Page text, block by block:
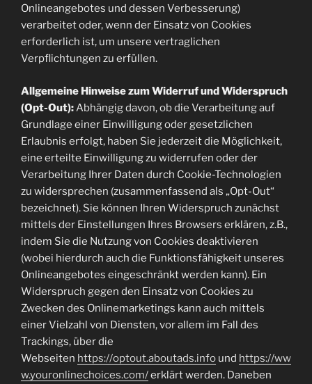
Onlineangebotes und dessen Verbesserung)
verarbeitet oder, wenn der Einsatz von Cookies
erforderlich ist, um unsere vertraglichen
Verpflichtungen zu erfüllen.
Allgemeine Hinweise zum Widerruf und Widerspruch
(Opt-Out): Abhängig davon, ob die Verarbeitung auf
Grundlage einer Einwilligung oder gesetzlichen
Erlaubnis erfolgt, haben Sie jederzeit die Möglichkeit,
eine erteilte Einwilligung zu widerrufen oder der
Verarbeitung Ihrer Daten durch Cookie-Technologien
zu widersprechen (zusammenfassend als „Opt-Out“
bezeichnet). Sie können Ihren Widerspruch zunächst
mittels der Einstellungen Ihres Browsers erklären, z.B.,
indem Sie die Nutzung von Cookies deaktivieren
(wobei hierdurch auch die Funktionsfähigkeit unseres
Onlineangebotes eingeschränkt werden kann). Ein
Widerspruch gegen den Einsatz von Cookies zu
Zwecken des Onlinemarketings kann auch mittels
einer Vielzahl von Diensten, vor allem im Fall des
Trackings, über die
Webseiten https://optout.aboutads.info und https://ww
w.youronlinechoices.com/erklärt werden. Daneben